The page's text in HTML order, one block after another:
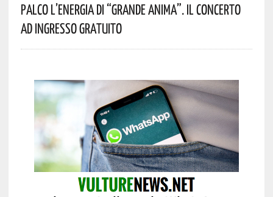
Palco L’energia Di “Grande Anima”. Il Concerto
Ad Ingresso Gratuito